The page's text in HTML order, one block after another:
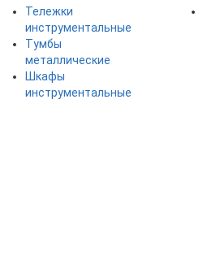
Тележки
инструментальные
Тумбы
металлические
Шкафы
инструментальные